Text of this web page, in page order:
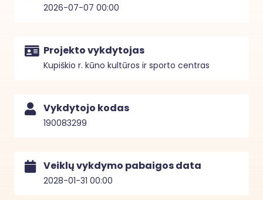
2026-07-07 00:00
Projekto vykdytojas
Kupiškio r. kūno kultūros ir sporto centras
Vykdytojo kodas
190083299
Veiklų vykdymo pabaigos data
2028-01-31 00:00